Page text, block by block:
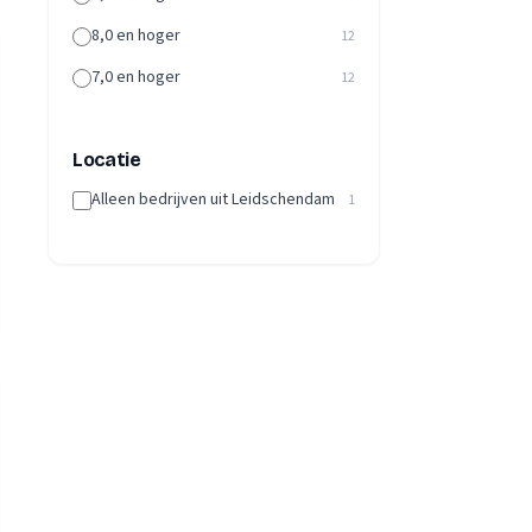
8,0 en hoger 12
7,0 en hoger 12
Locatie
Alleen bedrijven uit Leidschendam 1